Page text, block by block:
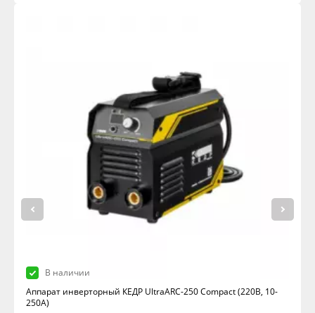
В наличии
Аппарат инверторный КЕДР UltraARC-250 Compact (220В, 10-
250А)